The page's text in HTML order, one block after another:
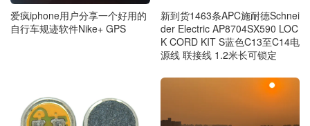
爱疯iphone用户分享一个好用的
自行车规迹软件Nike+ GPS
新到货1463条APC施耐德Schnei
der Electric AP8704SX590 LOC
K CORD KIT S蓝色C13至C14电
源线 联接线 1.2米长可锁定